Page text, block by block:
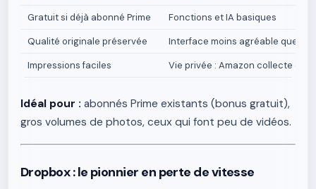
Gratuit si déjà abonné Prime
Fonctions et IA basiques
Qualité originale préservée
Interface moins agréable que
Impressions faciles
Vie privée : Amazon collecte des
Idéal pour : abonnés Prime existants (bonus gratuit),
gros volumes de photos, ceux qui font peu de vidéos.
Dropbox : le pionnier en perte de vitesse